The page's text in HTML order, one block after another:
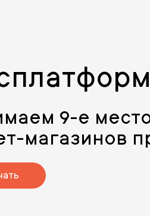
9-е
магазинов